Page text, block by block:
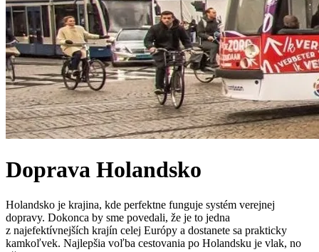
Doprava Holandsko
Holandsko je krajina, kde perfektne funguje systém verejnej
dopravy. Dokonca by sme povedali, že je to jedna
z najefektívnejších krajín celej Európy a dostanete sa prakticky
kamkoľvek. Najlepšia voľba cestovania po Holandsku je vlak, no